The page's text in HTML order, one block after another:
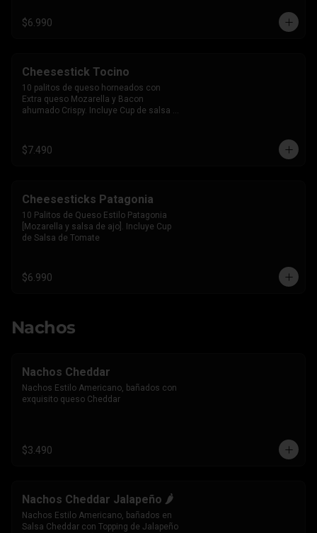
$6.990
Cheesestick Tocino
10 palitos de queso horneados con
Extra queso Mozarella y Bacon
ahumado Crispy. Incluye Cup de salsa
$7.490
Cheesesticks Patagonia
10 Palitos de Queso Estilo Patagonia
[Mozarella y salsa de ajo]. Incluye Cup
de Salsa de Tomate
$6.990
Nachos
Nachos Cheddar
Nachos Estilo Americano, bañados con
exquisito queso Cheddar
$3.490
Nachos Cheddar Jalapeño 🌶️
Nachos Estilo Americano, bañados en
Salsa Cheddar con Topping de Jalapeño